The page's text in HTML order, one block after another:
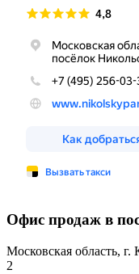
Офис продаж в
Московская область, г.
2